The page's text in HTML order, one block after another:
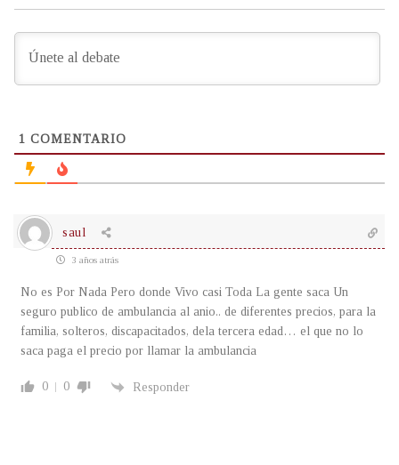
1 COMENTARIO
saul
3 años atrás
No es Por Nada Pero donde Vivo casi Toda La gente saca Un
seguro publico de ambulancia al anio.. de diferentes precios, para la
familia, solteros, discapacitados, dela tercera edad… el que no lo
saca paga el precio por llamar la ambulancia
0 0 Responder